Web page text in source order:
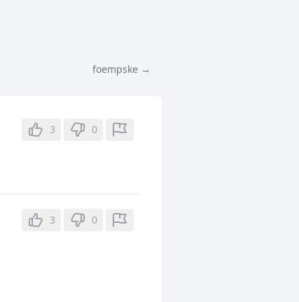
foempske →
3 0
3 0